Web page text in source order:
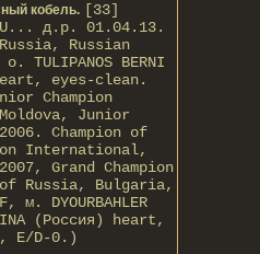
кобель. [33]
U... д.р. 01.04.13.
Russian
TULIPANOS BERNI
eyes-clean.
Champion
Junior
Champion of
International,
Grand Champion
of Russia, Bulgaria,
DYOURBAHLER
(Россия) heart,
E/D-0.)